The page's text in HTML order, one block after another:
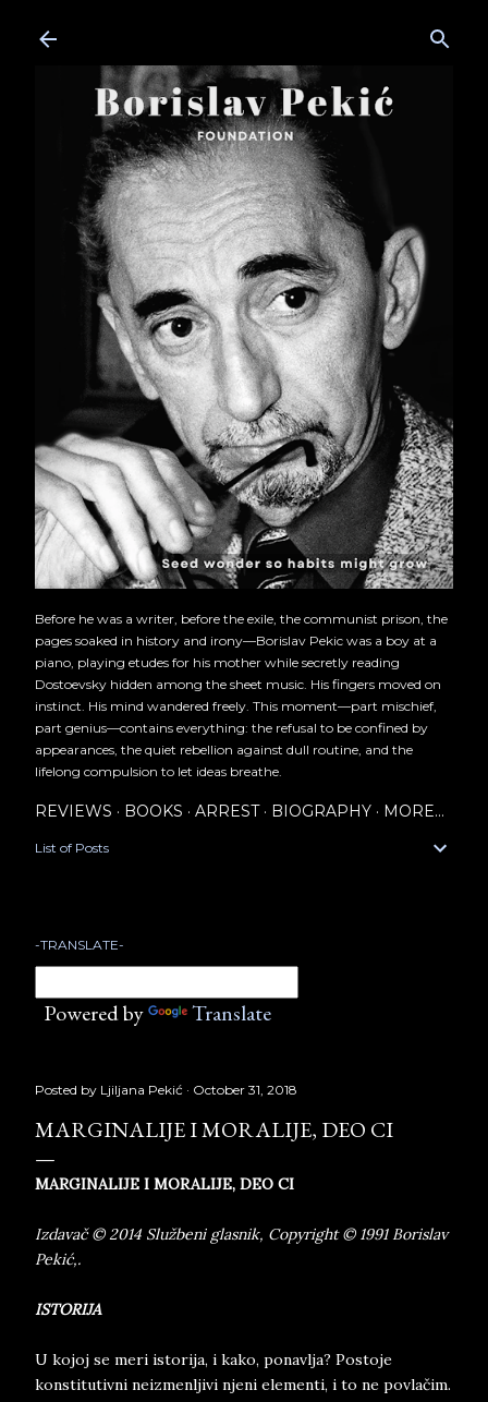
Before he was a writer, before the exile, the communist prison, the
pages soaked in history and irony—Borislav Pekic was a boy at a
piano, playing etudes for his mother while secretly reading
Dostoevsky hidden among the sheet music. His fingers moved on
instinct. His mind wandered freely. This moment—part mischief,
part genius—contains everything: the refusal to be confined by
appearances, the quiet rebellion against dull routine, and the
lifelong compulsion to let ideas breathe.
REVIEWS BOOKS ARREST BIOGRAPHY MORE…
List of Posts
-TRANSLATE-
Powered by Translate
Posted by Ljiljana Pekić October 31, 2018
MARGINALIJE I MORALIJE, DEO CI
MARGINALIJE I MORALIJE, DEO CI
Izdavač © 2014 Službeni glasnik, Copyright © 1991 Borislav
Pekić,.
ISTORIJA
U kojoj se meri istorija, i kako, ponavlja? Postoje
konstitutivni neizmenljivi njeni elementi, i to ne povlačim.